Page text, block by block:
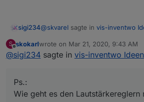
sigi234@skvarel sagte in vis-inventwo
So ähnlich stelle ich mir die
Ps.:
S
Offline
skokarlwrote on Mar 21, 2020, 9:43 AM
last edited by
@sigi234 sagte in vis-inventwo
Ps.:
Wie geht es den Lautstärkereglern